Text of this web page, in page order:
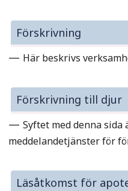
Förskrivning
— Här beskrivs
Förskrivning till djur
— Syftet med denna
meddelandetjänster för
Läsåtkomst för